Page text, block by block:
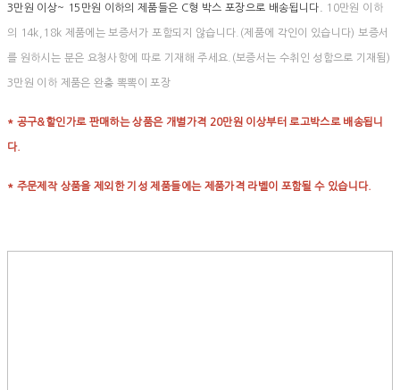
3만원 이상~ 15만원 이하의 제품들은 C형 박스 포장으로 배송됩니다. 10만원 이하
의 14k,18k 제품에는 보증서가 포함되지 않습니다.(제품에 각인이 있습니다) 보증서
를 원하시는 분은 요청사항에 따로 기재해 주세요.(보증서는 수취인 성함으로 기재됨)
3만원 이하 제품은 완충 뽁뽁이 포장
* 공구&할인가로 판매하는 상품은 개별가격 20만원 이상부터 로고박스로 배송됩니
다.
* 주문제작 상품을 제외한 기성 제품들에는 제품가격 라벨이 포함될 수 있습니다.